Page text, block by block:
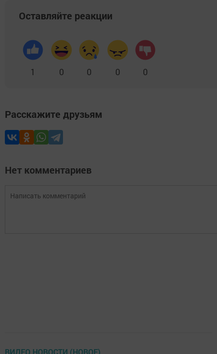
Оставляйте реакции
1 0 0 0 0
Расскажите друзьям
Нет комментариев
ВИДЕО НОВОСТИ (НОВОЕ)